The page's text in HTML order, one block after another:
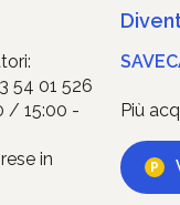
54 01 526
/ 15:00 -
in
Più